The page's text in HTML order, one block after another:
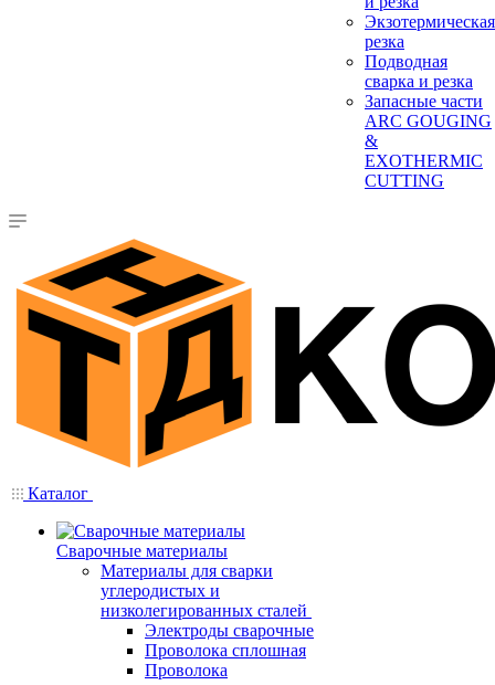
Экзотермическая
резка
Подводная
сварка и резка
Запасные части
ARC GOUGING
&
EXOTHERMIC
CUTTING
Каталог
Сварочные материалы
Материалы для сварки
углеродистых и
низколегированных сталей
Электроды сварочные
Проволока сплошная
Проволока